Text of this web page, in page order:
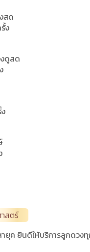
สด
ง
ดูสด
สตร์
ยุค ยินดีให้บริการลูกดวง